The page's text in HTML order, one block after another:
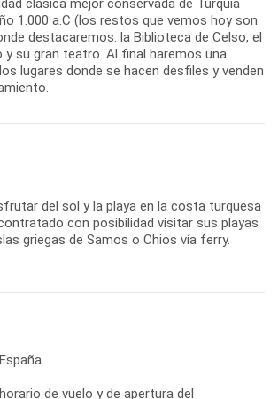
1.000 a.C (los restos que vemos hoy son
destacaremos: la Biblioteca de Celso, el
y su gran teatro. Al final haremos una
lugares donde se hacen desfiles y venden
del sol y la playa en la costa turquesa
con posibilidad visitar sus playas
griegas de Samos o Chios vía ferry.
de vuelo y de apertura del